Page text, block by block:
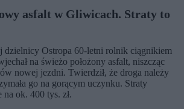
asfalt w Gliwicach. Straty to
Ostropa 60-letni rolnik ciągnikiem
na świeżo położony asfalt, niszcząc
nowej jezdni. Twierdził, że droga należy
go na gorącym uczynku. Straty
na ok. 400 tys. zł.